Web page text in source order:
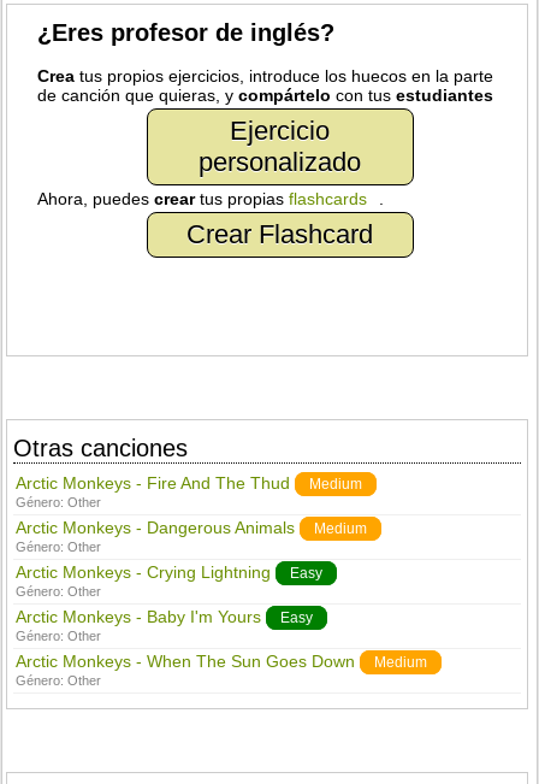
¿Eres profesor de inglés?
Crea tus propios ejercicios, introduce los huecos en la parte
de canción que quieras, ycompártelo con tusestudiantes
Ejercicio
personalizado
Ahora, puedescreartus propiasflashcards
Crear Flashcard
Otras canciones
Arctic Monkeys - Fire And The Thud Medium
Género:Other
Arctic Monkeys - Dangerous Animals Medium
Género:Other
Arctic Monkeys - Crying Lightning Easy
Género:Other
Arctic Monkeys - Baby I'm Yours Easy
Género:Other
Arctic Monkeys - When The Sun Goes Down Medium
Género:Other